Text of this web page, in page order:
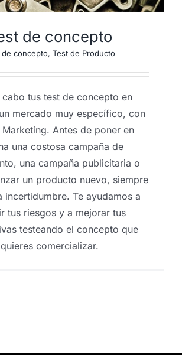
de concepto
de concepto, Test de Producto
cabo tus test de concepto en
mercado muy específico, con
Marketing. Antes de poner en
una costosa campaña de
una campaña publicitaria o
un producto nuevo, siempre
incertidumbre. Te ayudamos a
tus riesgos y a mejorar tus
testeando el concepto que
quieres comercializar.